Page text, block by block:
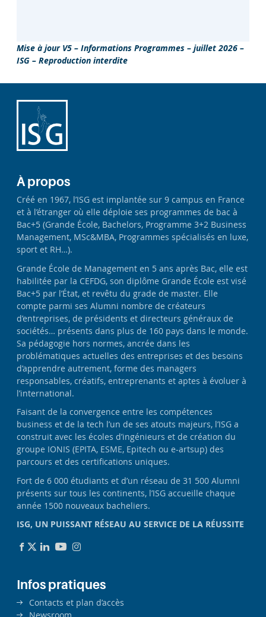
Mise à jour V5 – Informations Programmes – juillet 2026 –
ISG – Reproduction interdite
À propos
Créé en 1967, l’ISG est implantée sur 9 campus en France
et à l’étranger où elle déploie ses programmes de bac à
Bac+5 (Grande École, Bachelors, Programme 3+2 Business
Management, MSc&MBA, Programmes spécialisés en luxe,
sport et RH…).
Grande École de Management en 5 ans après Bac, elle est
habilitée par la CEFDG, son diplôme Grande École est visé
Bac+5 par l’État, et revêtu du grade de master. Elle
compte parmi ses Alumni nombre de créateurs
d’entreprises, de présidents et directeurs généraux de
sociétés… présents dans plus de 160 pays dans le monde.
Sa pédagogie hors normes, ancrée dans les
problématiques actuelles des entreprises et des besoins
d’apprendre autrement, forme des managers
responsables, créatifs, entreprenants et aptes à évoluer à
l’international.
Faisant de la convergence entre les compétences
business et de la tech l’un de ses atouts majeurs, l’ISG a
construit avec les écoles d’ingénieurs et de création du
groupe IONIS (EPITA, ESME, Epitech ou e-artsup) des
parcours et des certifications uniques.
Fort de 6 000 étudiants et d’un réseau de 31 500 Alumni
présents sur tous les continents, l’ISG accueille chaque
année 1500 nouveaux bacheliers.
ISG, UN PUISSANT RÉSEAU AU SERVICE DE LA RÉUSSITE
Infos pratiques
Contacts et plan d’accès